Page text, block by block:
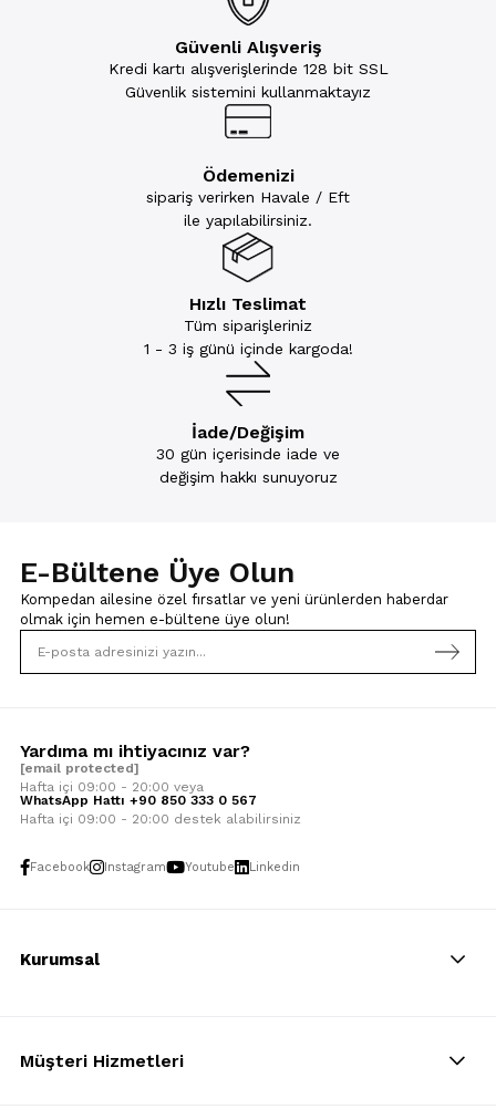
Güvenli Alışveriş
Kredi kartı alışverişlerinde 128 bit SSL
Güvenlik sistemini kullanmaktayız
Ödemenizi
sipariş verirken Havale / Eft
ile yapılabilirsiniz.
Hızlı Teslimat
Tüm siparişleriniz
1 - 3 iş günü içinde kargoda!
İade/Değişim
30 gün içerisinde iade ve
değişim hakkı sunuyoruz
E-Bültene Üye Olun
Kompedan ailesine özel fırsatlar ve yeni ürünlerden haberdar
olmak için hemen e-bültene üye olun!
Yardıma mı ihtiyacınız var?
[email protected]
Hafta içi 09:00 - 20:00 veya
WhatsApp Hattı +90 850 333 0 567
Hafta içi 09:00 - 20:00 destek alabilirsiniz
Facebook Instagram Youtube Linkedin
Kurumsal
Müşteri Hizmetleri